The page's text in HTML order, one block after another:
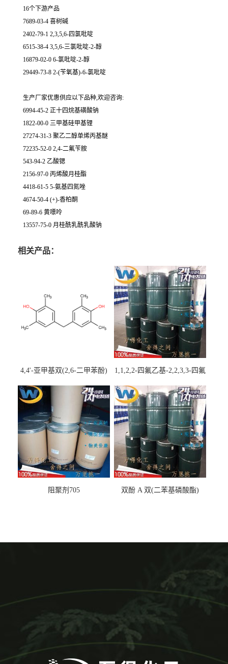
16个下游产品
7689-03-4 喜树碱
2402-79-1 2,3,5,6-四氯吡啶
6515-38-4 3,5,6-三氯吡啶-2-醇
16879-02-0 6-氯吡啶-2-醇
29449-73-8 2-(苄氧基)-6-氯吡啶
生产厂家优惠供应以下品种,欢迎咨询:
6994-45-2 正十四烷基磺酸钠
1822-00-0 三甲基硅甲基锂
27274-31-3 聚乙二醇单烯丙基醚
72235-52-0 2,4-二氟苄胺
543-94-2 乙酸锶
2156-97-0 丙烯酸月桂酯
4418-61-5 5-氨基四氮唑
4674-50-4 (+)-香柏酮
69-89-6 黄嘌呤
13557-75-0 月桂酰乳酰乳酸钠
相关产品：
4,4'-亚甲基双(2,6-二甲苯酚)
1,1,2,2-四氟乙基-2,2,3,3-四氟
阻聚剂705 双酚 A 双(二苯基磷酸酯)